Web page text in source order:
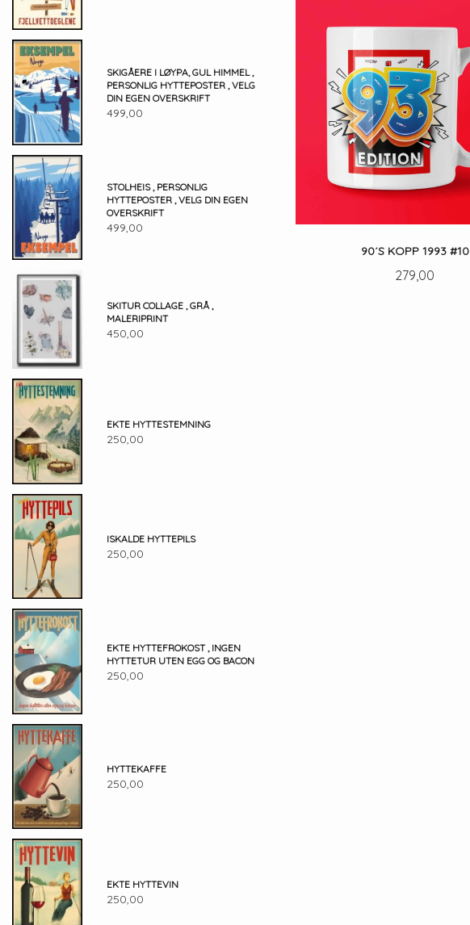
90´S KOPP 1993 #10
Pris
279,00
SKIGÅERE I LØYPA, GUL HIMMEL ,
PERSONLIG HYTTEPOSTER , VELG
DIN EGEN OVERSKRIFT
499,00
STOLHEIS , PERSONLIG
HYTTEPOSTER , VELG DIN EGEN
OVERSKRIFT
499,00
SKITUR COLLAGE , GRÅ ,
MALERIPRINT
450,00
EKTE HYTTESTEMNING
250,00
ISKALDE HYTTEPILS
250,00
EKTE HYTTEFROKOST , INGEN
HYTTETUR UTEN EGG OG BACON
250,00
HYTTEKAFFE
250,00
EKTE HYTTEVIN
250,00